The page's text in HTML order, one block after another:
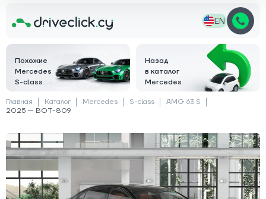
EN
Похожие
Mercedes
S-class
Назад
в каталог
Mercedes
Главная Каталог Mercedes S-class
AMG 63 S
2025 — BOT-809